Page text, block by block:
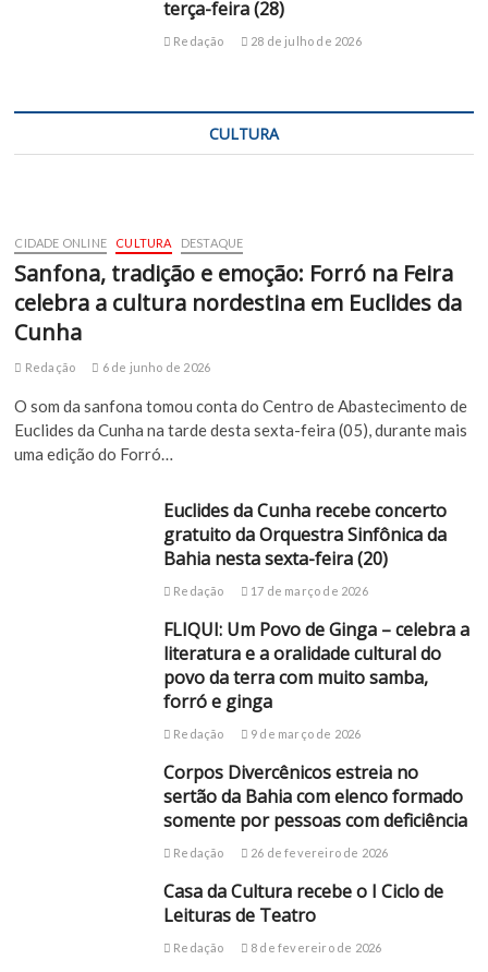
terça-feira (28)
Redação 28 de julho de 2026
CULTURA
CIDADE ONLINE CULTURA DESTAQUE
Sanfona, tradição e emoção: Forró na Feira
celebra a cultura nordestina em Euclides da
Cunha
Redação 6 de junho de 2026
O som da sanfona tomou conta do Centro de Abastecimento de
Euclides da Cunha na tarde desta sexta-feira (05), durante mais
uma edição do Forró…
Euclides da Cunha recebe concerto
gratuito da Orquestra Sinfônica da
Bahia nesta sexta-feira (20)
Redação 17 de março de 2026
FLIQUI: Um Povo de Ginga – celebra a
literatura e a oralidade cultural do
povo da terra com muito samba,
forró e ginga
Redação 9 de março de 2026
Corpos Divercênicos estreia no
sertão da Bahia com elenco formado
somente por pessoas com deficiência
Redação 26 de fevereiro de 2026
Casa da Cultura recebe o I Ciclo de
Leituras de Teatro
Redação 8 de fevereiro de 2026